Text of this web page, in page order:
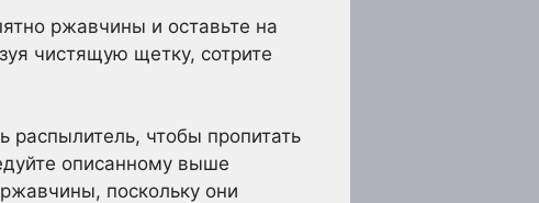
ржавчины и оставьте на
чистящую щетку, сотрите
распылитель, чтобы пропитать
описанному выше
поскольку они